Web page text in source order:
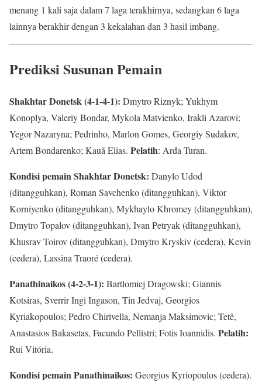
menang 1 kali saja dalam 7 laga terakhirnya, sedangkan 6 laga
lainnya berakhir dengan 3 kekalahan dan 3 hasil imbang.
Prediksi Susunan Pemain
Shakhtar Donetsk (4-1-4-1): Dmytro Riznyk; Yukhym
Konoplya, Valeriy Bondar, Mykola Matvienko, Irakli Azarovi;
Yegor Nazaryna; Pedrinho, Marlon Gomes, Georgiy Sudakov,
Artem Bondarenko; Kauã Elias. Pelatih: Arda Turan.
Kondisi pemain Shakhtar Donetsk: Danylo Udod
(ditangguhkan), Roman Savchenko (ditangguhkan), Viktor
Korniyenko (ditangguhkan), Mykhaylo Khromey (ditangguhkan),
Dmytro Topalov (ditangguhkan), Ivan Petryak (ditangguhkan),
Khusrav Toirov (ditangguhkan), Dmytro Kryskiv (cedera), Kevin
(cedera), Lassina Traoré (cedera).
Panathinaikos (4-2-3-1): Bartlomiej Dragowski; Giannis
Kotsiras, Sverrir Ingi Ingason, Tin Jedvaj, Georgios
Kyriakopoulos; Pedro Chirivella, Nemanja Maksimovic; Tetê,
Anastasios Bakasetas, Facundo Pellistri; Fotis Ioannidis. Pelatih:
Rui Vitória.
Kondisi pemain Panathinaikos: Georgios Kyriopoulos (cedera).